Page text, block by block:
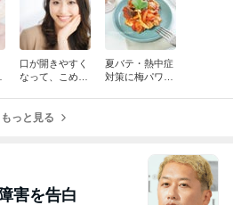
口が開きやすく
なって、こめか
た♡ご感想♡志
夏バテ・熱中症
対策に梅パワー
もっと見る
害を告白